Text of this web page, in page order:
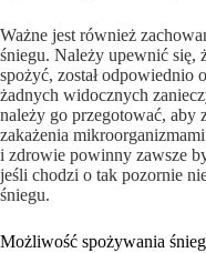
Ważne jest również
śniegu. Należy upewnić się,
spożyć, został odpowiednio
żadnych widocznych
należy go przegotować,
zakażenia
i zdrowie powinny zawsze
jeśli chodzi o tak pozornie
śniegu.
Możliwość spożywania